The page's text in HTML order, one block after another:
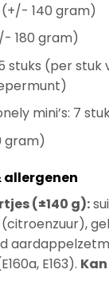
140 gram)
180 gram)
stuks (per stuk
mini’s: 7
gram)
allergenen
(±140 g):
E163).